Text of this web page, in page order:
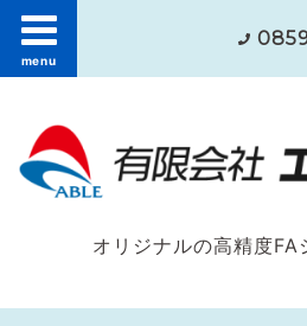
menu
オリジナルの高精度FA